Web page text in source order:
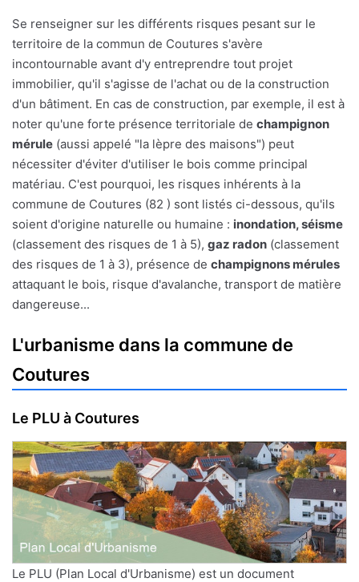
Se renseigner sur les différents risques pesant sur le
territoire de la commun de Coutures s'avère
incontournable avant d'y entreprendre tout projet
immobilier, qu'il s'agisse de l'achat ou de la construction
d'un bâtiment. En cas de construction, par exemple, il est à
noter qu'une forte présence territoriale de champignon
mérule (aussi appelé "la lèpre des maisons") peut
nécessiter d'éviter d'utiliser le bois comme principal
matériau. C'est pourquoi, les risques inhérents à la
commune de Coutures (82 ) sont listés ci-dessous, qu'ils
soient d'origine naturelle ou humaine : inondation, séisme
(classement des risques de 1 à 5), gaz radon (classement
des risques de 1 à 3), présence de champignons mérules
attaquant le bois, risque d'avalanche, transport de matière
dangereuse...
L'urbanisme dans la commune de
Coutures
Le PLU à Coutures
Le PLU (Plan Local d'Urbanisme) est un document